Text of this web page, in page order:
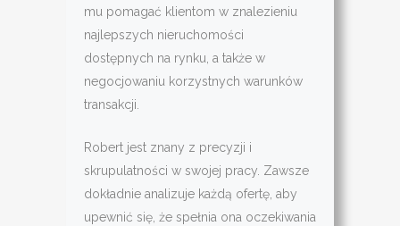
mu pomagać klientom w znalezieniu
najlepszych nieruchomości
dostępnych na rynku, a także w
negocjowaniu korzystnych warunków
transakcji.
Robert jest znany z precyzji i
skrupulatności w swojej pracy. Zawsze
dokładnie analizuje każdą ofertę, aby
upewnić się, że spełnia ona oczekiwania